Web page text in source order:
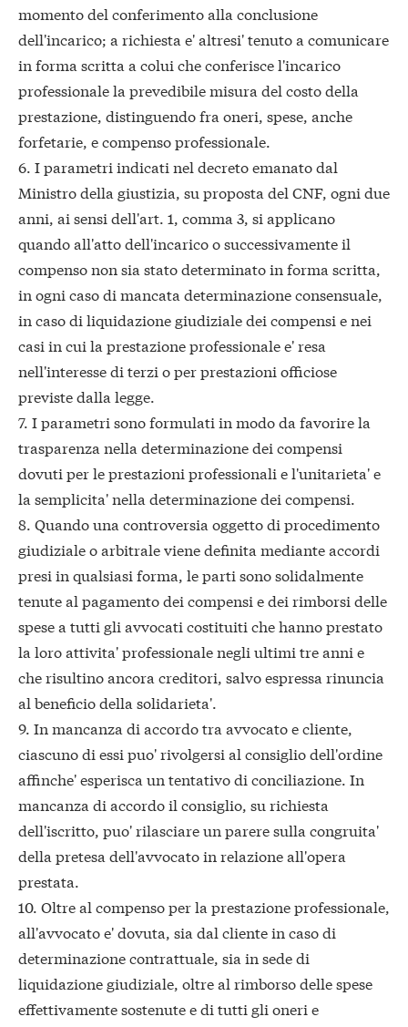
momento del conferimento alla conclusione
dell'incarico; a richiesta e' altresi' tenuto a comunicare
in forma scritta a colui che conferisce l'incarico
professionale la prevedibile misura del costo della
prestazione, distinguendo fra oneri, spese, anche
forfetarie, e compenso professionale.
6. I parametri indicati nel decreto emanato dal
Ministro della giustizia, su proposta del CNF, ogni due
anni, ai sensi dell'art. 1, comma 3, si applicano
quando all'atto dell'incarico o successivamente il
compenso non sia stato determinato in forma scritta,
in ogni caso di mancata determinazione consensuale,
in caso di liquidazione giudiziale dei compensi e nei
casi in cui la prestazione professionale e' resa
nell'interesse di terzi o per prestazioni officiose
previste dalla legge.
7. I parametri sono formulati in modo da favorire la
trasparenza nella determinazione dei compensi
dovuti per le prestazioni professionali e l'unitarieta' e
la semplicita' nella determinazione dei compensi.
8. Quando una controversia oggetto di procedimento
giudiziale o arbitrale viene definita mediante accordi
presi in qualsiasi forma, le parti sono solidalmente
tenute al pagamento dei compensi e dei rimborsi delle
spese a tutti gli avvocati costituiti che hanno prestato
la loro attivita' professionale negli ultimi tre anni e
che risultino ancora creditori, salvo espressa rinuncia
al beneficio della solidarieta'.
9. In mancanza di accordo tra avvocato e cliente,
ciascuno di essi puo' rivolgersi al consiglio dell'ordine
affinche' esperisca un tentativo di conciliazione. In
mancanza di accordo il consiglio, su richiesta
dell'iscritto, puo' rilasciare un parere sulla congruita'
della pretesa dell'avvocato in relazione all'opera
prestata.
10. Oltre al compenso per la prestazione professionale,
all'avvocato e' dovuta, sia dal cliente in caso di
determinazione contrattuale, sia in sede di
liquidazione giudiziale, oltre al rimborso delle spese
effettivamente sostenute e di tutti gli oneri e